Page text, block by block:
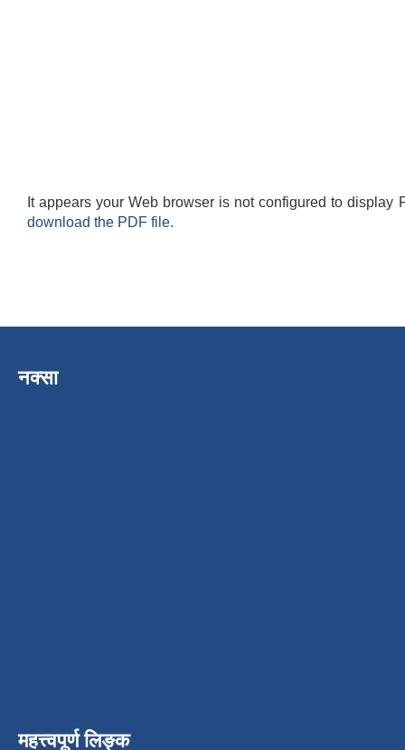
It appears your Web browser is not configured to display
download the PDF file.
नक्सा
महत्त्वपूर्ण लिङ्क